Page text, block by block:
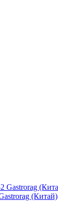
(Китай)